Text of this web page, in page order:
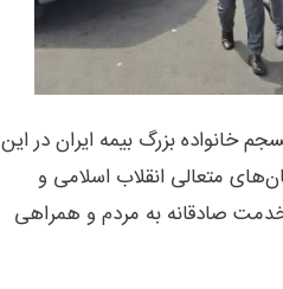
خانواده بزرگ بیمه ایران در این
متعالی انقلاب اسلامی و
صادقانه به مردم و همراهی